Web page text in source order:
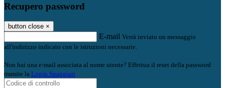
Recupero password
button close ×
E-mail Verrà inviato un messaggio
all'indirizzo indicato con le istruzioni necessarie.
Non hai una e-mail associata al nome utente? Effettua il reset della password
tramite la Login Spaggiari